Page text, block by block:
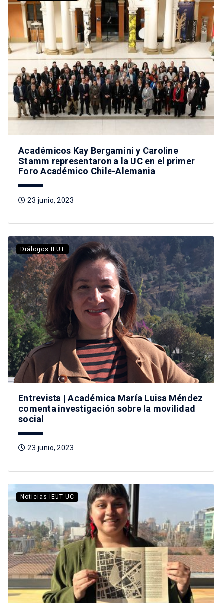
Académicos Kay Bergamini y Caroline
Stamm representaron a la UC en el primer
Foro Académico Chile-Alemania
23 junio, 2023
Diálogos IEUT
Entrevista | Académica María Luisa Méndez
comenta investigación sobre la movilidad
social
23 junio, 2023
Noticias IEUT UC